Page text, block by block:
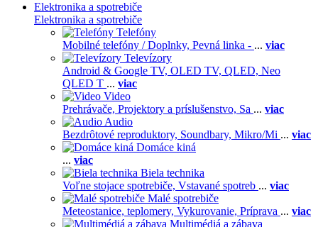
Elektronika a spotrebiče
Elektronika a spotrebiče
Telefóny
Mobilné telefóny / Doplnky, Pevná linka - ... viac
Televízory
Android & Google TV, OLED TV, QLED, Neo
QLED T ... viac
Video
Prehrávače, Projektory a príslušenstvo, Sa ... viac
Audio
Bezdrôtové reproduktory, Soundbary, Mikro/Mi ... viac
Domáce kiná
... viac
Biela technika
Voľne stojace spotrebiče, Vstavané spotreb ... viac
Malé spotrebiče
Meteostanice, teplomery, Vykurovanie, Príprava ... viac
Multimédiá a zábava